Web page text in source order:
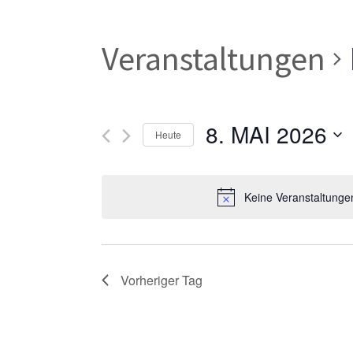
Keine
Veranstaltungen
Heute 8. MAI 2026
wählen.
Vorheriger Tag